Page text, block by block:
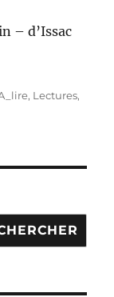
– d’Issac
, Lectures,